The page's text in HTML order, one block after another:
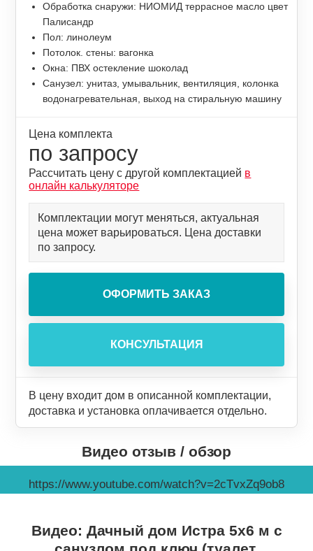
Обработка снаружи: НИОМИД террасное масло цвет
Палисандр
Пол: линолеум
Потолок. стены: вагонка
Окна: ПВХ остекление шоколад
Санузел: унитаз, умывальник, вентиляция, колонка
водонагревательная, выход на стиральную машину
Цена комплекта
по запросу
Рассчитать цену с другой комплектацией в
онлайн калькуляторе
Комплектации могут меняться, актуальная
цена может варьироваться. Цена доставки
по запросу.
В цену входит дом в описанной комплектации,
доставка и установка оплачивается отдельно.
Видео отзыв / обзор
https://www.youtube.com/watch?v=2cTvxZq9ob8
Видео: Дачный дом Истра 5х6 м с